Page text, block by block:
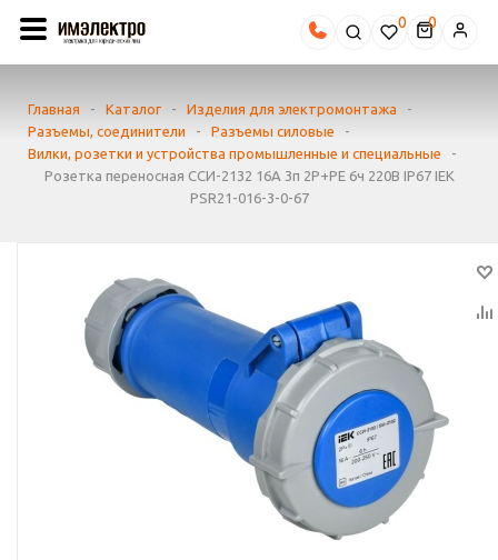
0
Главная - Каталог - Изделия для электромонтажа
-
Разъемы, соединители
- Разъемы силовые
-
Вилки, розетки и устройства промышленные и специальные
-
Розетка переносная ССИ-2132 16А 3п 2P+PE 6ч 220В IP67 IEK
PSR21-016-3-0-67